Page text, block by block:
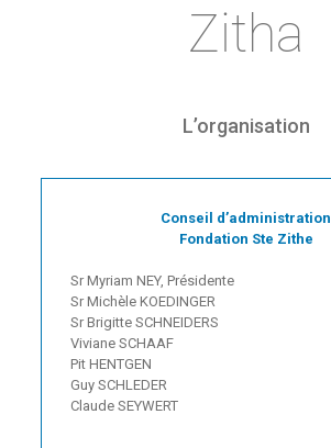
Zitha
L’organisation
Conseil d’administration
Fondation Ste Zithe
Sr Myriam NEY, Présidente
Sr Michèle KOEDINGER
Sr Brigitte SCHNEIDERS
Viviane SCHAAF
Pit HENTGEN
Guy SCHLEDER
Claude SEYWERT